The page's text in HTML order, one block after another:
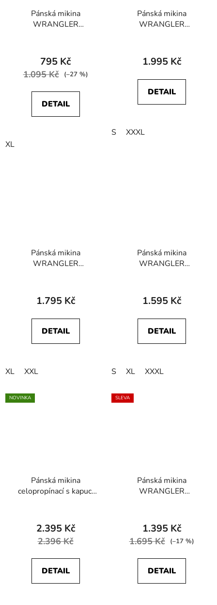
Pánská mikina
WRANGLER
Fleece Jacket in Black
795 Kč
1.095 Kč (–27 %)
DETAIL
XL
Pánská mikina
WRANGLER
CREW SWEAT Potting
Soil
1.995 Kč
DETAIL
S XXXL
Pánská mikina
WRANGLER
CREW SWEAT Deep
Teal Green
1.795 Kč
DETAIL
XL XXL
Pánská mikina
WRANGLER
CREW Storm Blue
1.595 Kč
DETAIL
S XL XXXL
NOVINKA
Pánská mikina
celopropínací s kapucí
2.395 Kč
2.396 Kč
DETAIL
SLEVA
Pánská mikina
WRANGLER
CREW SWEAT Green
Milieu
1.395 Kč
1.695 Kč (–17 %)
DETAIL